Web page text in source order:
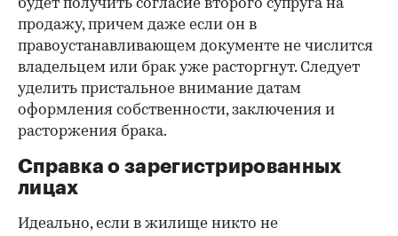
будет получить согласие второго супруга на
продажу, причем даже если он в
правоустанавливающем документе не числится
владельцем или брак уже расторгнут. Следует
уделить пристальное внимание датам
оформления собственности, заключения и
расторжения брака.
Справка о зарегистрированных
лицах
Идеально, если в жилище никто не